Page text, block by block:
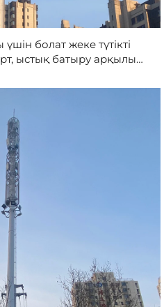
болат жеке түтікті
ыстық батыру арқылы